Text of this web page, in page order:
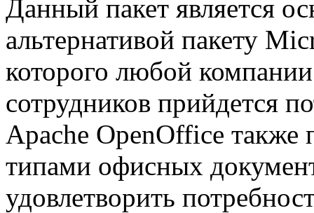
Данный пакет является
альтернативой пакету
которого любой
сотрудников прийдется
Apache OpenOffice также
типами офисных
удовлетворить